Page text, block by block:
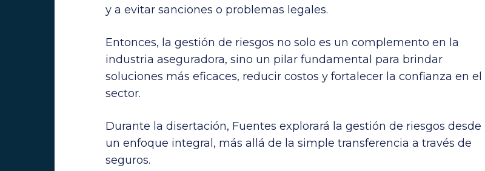
y a evitar sanciones o problemas legales.
Entonces, la gestión de riesgos no solo es un complemento en la
industria aseguradora, sino un pilar fundamental para brindar
soluciones más eficaces, reducir costos y fortalecer la confianza en el
sector.
Durante la disertación, Fuentes explorará la gestión de riesgos desde
un enfoque integral, más allá de la simple transferencia a través de
seguros.